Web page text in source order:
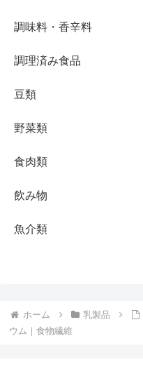
調味料・香辛料
調理済み食品
豆類
野菜類
食肉類
飲み物
魚介類
ホーム 乳製品
ウム｜食物繊維